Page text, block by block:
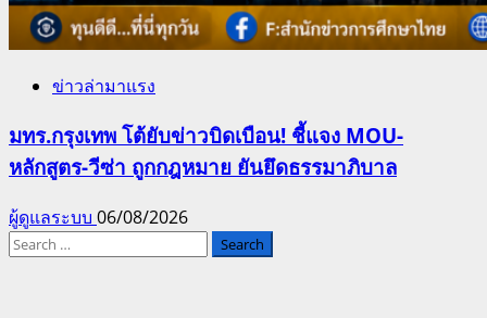
ข่าวล่ามาแรง
มทร.กรุงเทพ โต้ยับข่าวบิดเบือน! ชี้แจง MOU-
หลักสูตร-วีซ่า ถูกกฎหมาย ยันยึดธรรมาภิบาล
ผู้ดูแลระบบ 06/08/2026
Search